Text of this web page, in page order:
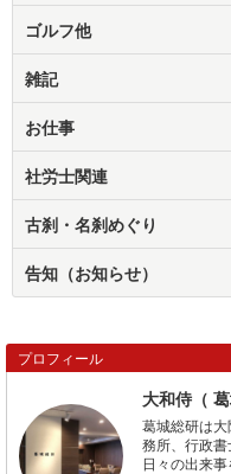
ゴルフ他
雑記
お仕事
社労士関連
古刹・名刹めぐり
告知（お知らせ）
プロフィール
大和侍（
葛城総研は
務所、行政
日々の出来事